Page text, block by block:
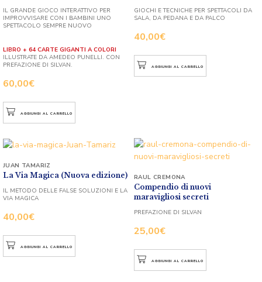
60,00€
IL GRANDE GIOCO INTERATTIVO PER
IMPROVVISARE CON I BAMBINI UNO
SPETTACOLO SEMPRE NUOVO
LIBRO + 64 CARTE GIGANTI A COLORI
ILLUSTRATE DA AMEDEO PUNELLI. CON
PREFAZIONE DI SILVAN.
AGGIUNGI AL CARRELLO
40,00€
GIOCHI E TECNICHE PER SPETTACOLI DA
SALA, DA PEDANA E DA PALCO
AGGIUNGI AL CARRELLO
La Via Magica (Nuova edizione)
40,00€
JUAN TAMARIZ
IL METODO DELLE FALSE SOLUZIONI E LA
VIA MAGICA
AGGIUNGI AL CARRELLO
Compendio di nuovi
maravigliosi secreti
25,00€
RAUL CREMONA
PREFAZIONE DI SILVAN
AGGIUNGI AL CARRELLO